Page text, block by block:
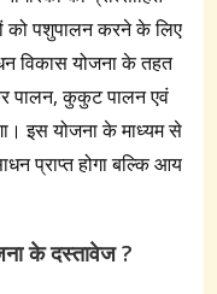
को पशुपालन करने के लिए
विकास योजना के तहत
पालन, कुकुट पालन एवं
इस योजना के माध्यम से
प्राप्त होगा बल्कि आय
के दस्तावेज ?